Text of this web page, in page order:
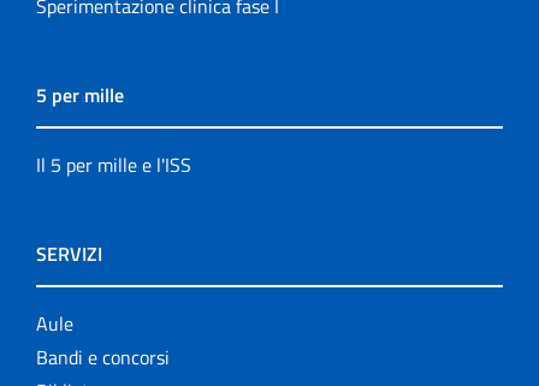
5 per mille
Il 5 per mille e l'ISS
SERVIZI
Aule
Bandi e concorsi